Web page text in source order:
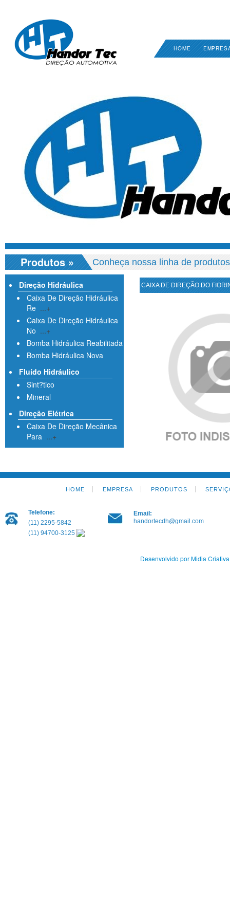
HOME
Direção Hidráulica
Caixa De Direção Hidráulica
Re ...+
Caixa De Direção Hidráulica
No ...+
Bomba Hidráulica Reabilitada
Bomba Hidráulica Nova
Fluído Hidráulico
Sint?tico
Mineral
Direção Elétrica
Caixa De Direção Mecânica
Para ...+
Produtos » Conheça nossa linha de produtos
CAIXA DE DIREÇÃO DO
HOME EMPRESA PRODUTOS
Telefone:
(11) 2295-5842
(11) 94700-3125
Email:
handortecdh@gmail.com
Desenvolvido por Midia